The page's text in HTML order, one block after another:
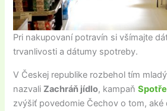
Pri nakupovaní potravín si všímajte
trvanlivosti a dátumy spotreby.
V Českej republike rozbehol tím
nazvaliZachráň jídlo, kampaň
zvýšiť povedomie Čechov o tom, aké